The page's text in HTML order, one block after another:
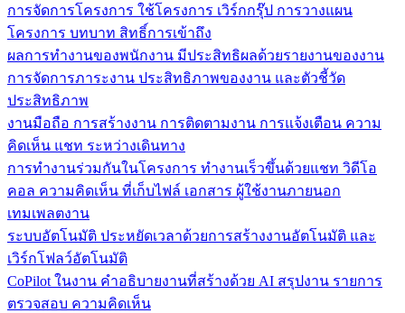
การจัดการโครงการ ใช้โครงการ เวิร์กกรุ๊ป การวางแผน
โครงการ บทบาท สิทธิ์การเข้าถึง
ผลการทำงานของพนักงาน มีประสิทธิผลด้วยรายงานของงาน
การจัดการภาระงาน ประสิทธิภาพของงาน และตัวชี้วัด
ประสิทธิภาพ
งานมือถือ การสร้างงาน การติดตามงาน การแจ้งเตือน ความ
คิดเห็น แชท ระหว่างเดินทาง
การทำงานร่วมกันในโครงการ ทํางานเร็วขึ้นด้วยแชท วิดีโอ
คอล ความคิดเห็น ที่เก็บไฟล์ เอกสาร ผู้ใช้งานภายนอก
เทมเพลตงาน
ระบบอัตโนมัติ ประหยัดเวลาด้วยการสร้างงานอัตโนมัติ และ
เวิร์กโฟลว์อัตโนมัติ
CoPilot ในงาน คำอธิบายงานที่สร้างด้วย AI สรุปงาน รายการ
ตรวจสอบ ความคิดเห็น